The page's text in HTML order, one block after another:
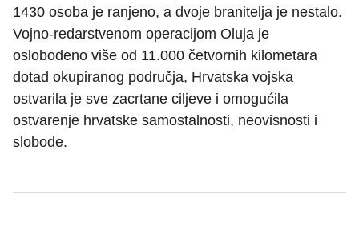
1430 osoba je ranjeno, a dvoje branitelja je nestalo.
Vojno-redarstvenom operacijom Oluja je
oslobođeno više od 11.000 četvornih kilometara
dotad okupiranog područja, Hrvatska vojska
ostvarila je sve zacrtane ciljeve i omogućila
ostvarenje hrvatske samostalnosti, neovisnosti i
slobode.